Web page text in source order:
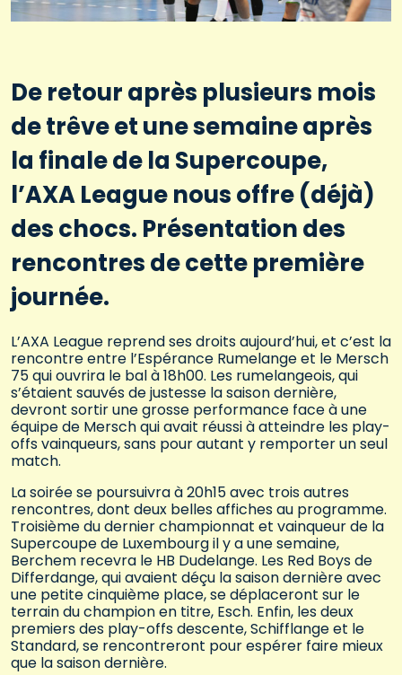
De retour après plusieurs mois
de trêve et une semaine après
la finale de la Supercoupe,
l’AXA League nous offre (déjà)
des chocs. Présentation des
rencontres de cette première
journée.
L’AXA League reprend ses droits aujourd’hui, et c’est la
rencontre entre l’Espérance Rumelange et le Mersch
75 qui ouvrira le bal à 18h00. Les rumelangeois, qui
s’étaient sauvés de justesse la saison dernière,
devront sortir une grosse performance face à une
équipe de Mersch qui avait réussi à atteindre les play-
offs vainqueurs, sans pour autant y remporter un seul
match.
La soirée se poursuivra à 20h15 avec trois autres
rencontres, dont deux belles affiches au programme.
Troisième du dernier championnat et vainqueur de la
Supercoupe de Luxembourg il y a une semaine,
Berchem recevra le HB Dudelange. Les Red Boys de
Differdange, qui avaient déçu la saison dernière avec
une petite cinquième place, se déplaceront sur le
terrain du champion en titre, Esch. Enfin, les deux
premiers des play-offs descente, Schifflange et le
Standard, se rencontreront pour espérer faire mieux
que la saison dernière.